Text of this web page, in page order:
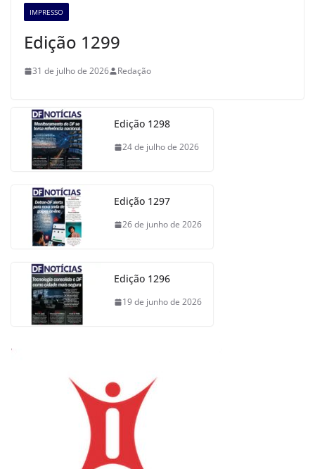
IMPRESSO
Edição 1299
31 de julho de 2026 Redação
Edição 1298
24 de julho de 2026
Edição 1297
26 de junho de 2026
Edição 1296
19 de junho de 2026